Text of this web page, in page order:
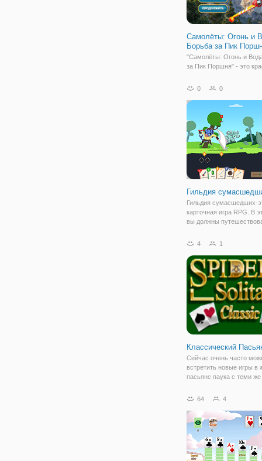
Самолёты: Огонь и
Борьба за Пик
"Самолёты: Огонь и
за Пик Поршня" - это
увлекательным
важную операцию по
леса от пожара.
0 0
Гильдия
Гильдия сумасшедших-
карточная игра RPG. В
вы должны
последнего босса.
слоты на поле. После
карт
4 1
Классический
Сейчас очень часто
встретить новые игры в
пасьянс паука с теми же
своя уникальность. Этот
может преподнести
возможность выбрать
64 4